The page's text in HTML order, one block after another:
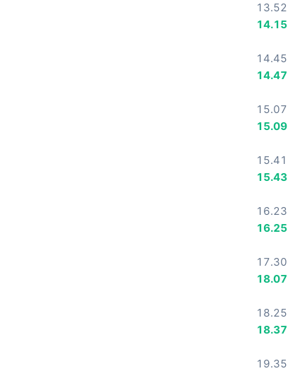
13.52
14.15
14.45
14.47
15.07
15.09
15.41
15.43
16.23
16.25
17.30
18.07
18.25
18.37
19.35